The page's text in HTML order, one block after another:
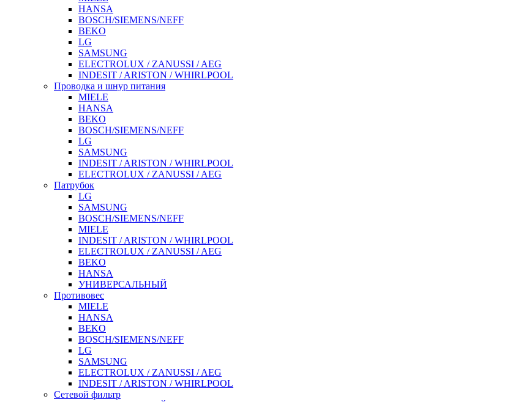
HANSA
BOSCH/SIEMENS/NEFF
BEKO
LG
SAMSUNG
ELECTROLUX / ZANUSSI / AEG
INDESIT / ARISTON / WHIRLPOOL
Проводка и шнур питания
MIELE
HANSA
BEKO
BOSCH/SIEMENS/NEFF
LG
SAMSUNG
INDESIT / ARISTON / WHIRLPOOL
ELECTROLUX / ZANUSSI / AEG
Патрубок
LG
SAMSUNG
BOSCH/SIEMENS/NEFF
MIELE
INDESIT / ARISTON / WHIRLPOOL
ELECTROLUX / ZANUSSI / AEG
BEKO
HANSA
УНИВЕРСАЛЬНЫЙ
Противовес
MIELE
HANSA
BEKO
BOSCH/SIEMENS/NEFF
LG
SAMSUNG
ELECTROLUX / ZANUSSI / AEG
INDESIT / ARISTON / WHIRLPOOL
Сетевой фильтр